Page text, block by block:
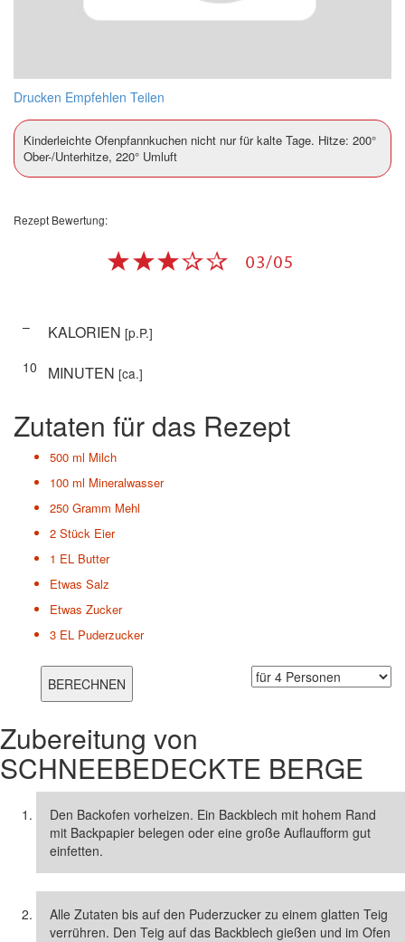
Drucken Empfehlen Teilen
Kinderleichte Ofenpfannkuchen nicht nur für kalte Tage. Hitze: 200°
Ober-/Unterhitze, 220° Umluft
Rezept Bewertung:
– KALORIEN [p.P.]
10
MINUTEN [ca.]
Zutaten für das Rezept
500 ml Milch
100 ml Mineralwasser
250 Gramm Mehl
2 Stück Eier
1 EL Butter
Etwas Salz
Etwas Zucker
3 EL Puderzucker
Zubereitung von
SCHNEEBEDECKTE BERGE
Den Backofen vorheizen. Ein Backblech mit hohem Rand
mit Backpapier belegen oder eine große Auflaufform gut
einfetten.
Alle Zutaten bis auf den Puderzucker zu einem glatten Teig
verrühren. Den Teig auf das Backblech gießen und im Ofen